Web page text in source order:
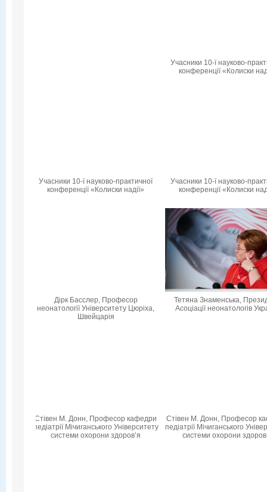
Учасники 10-ї науково-
конференції «Колиски
Учасники 10-ї науково-практичної
конференції «Колиски надії»
Учасники 10-ї науково-
конференції «Колиски
Дірк Басслер, Професор
неонатології Університету Цюріха,
Швейцарія
Тетяна Знаменська,
Асоціації неонатологів
Стівен М. Донн, Професор кафедри
педіатрії Мічиганського Університету
системи охорони здоров’я
Стівен М. Донн, Професор
педіатрії Мічиганського
системи охорони